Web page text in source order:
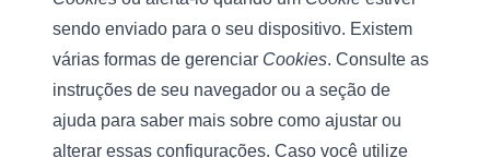
sendo enviado para o seu dispositivo. Existem
várias formas de gerenciar Cookies. Consulte as
instruções de seu navegador ou a seção de
ajuda para saber mais sobre como ajustar ou
alterar essas configurações. Caso você utilize